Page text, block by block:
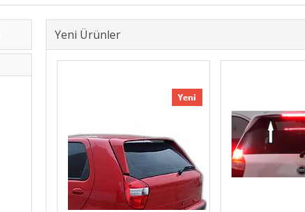
Yeni Ürünler